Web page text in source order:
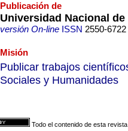
Publicación de
Universidad Nacional
versión On-lineISSN 2550-6722
Misión
Publicar trabajos
Sociales y Humanidades
Todo el contenido de esta